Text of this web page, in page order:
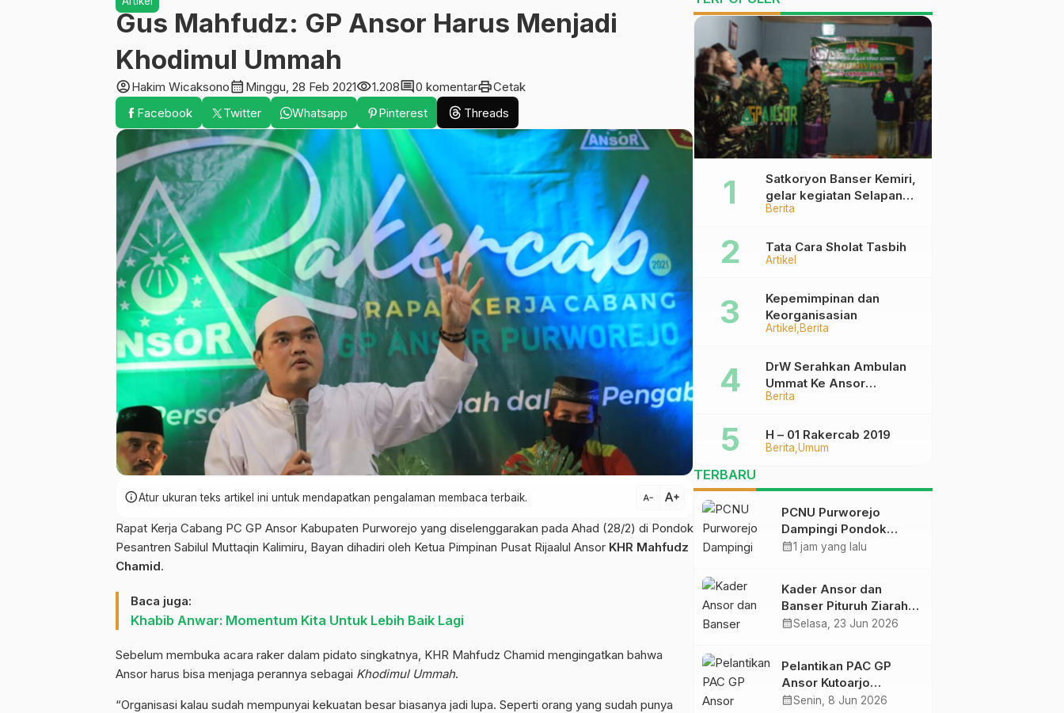
Gus Mahfudz: GP Ansor Harus Menjadi
Khodimul Ummah
account_circleHakim Wicaksonocalendar_month Minggu, 28 Feb 2021visibility1.208comment0 komentarprintCetak
Facebook
Twitter Whatsapp Pinterest Threads
infoAtur ukuran teks artikel ini untuk mendapatkan pengalaman membaca terbaik. text_decrease text_increase
Rapat Kerja Cabang PC GP Ansor Kabupaten Purworejo yang diselenggarakan pada Ahad (28/2) di Pondok
Pesantren Sabilul Muttaqin Kalimiru, Bayan dihadiri oleh Ketua Pimpinan Pusat Rijaalul Ansor KHR Mahfudz
Chamid.
Baca juga:
Khabib Anwar: Momentum Kita Untuk Lebih Baik Lagi
Sebelum membuka acara raker dalam pidato singkatnya, KHR Mahfudz Chamid mengingatkan bahwa
Ansor harus bisa menjaga perannya sebagai Khodimul Ummah.
“Organisasi kalau sudah mempunyai kekuatan besar biasanya jadi lupa. Seperti orang yang sudah punya
Berita
Satkoryon Banser Kemiri,
gelar kegiatan Selapanan
Rutin Malam Kamis Kliwon
Artikel
Tata Cara Sholat Tasbih
Artikel Berita
Kepemimpinan dan
Keorganisasian
Berita
DrW Serahkan Ambulan
Ummat Ke Ansor
Purworejo
Berita Umum
H – 01 Rakercab 2019
TERBARU
PCNU Purworejo
Dampingi Pondok
Minhajut Tholibin yang
calendar_month1 jam yang lalu
Kader Ansor dan
Banser Pituruh Ziarah
Muassis NU di
NU-an
calendar_monthSelasa, 23 Jun 2026
Pelantikan PAC GP
Ansor Kutoarjo
Berlangsung Khidmat,
calendar_monthSenin, 8 Jun 2026